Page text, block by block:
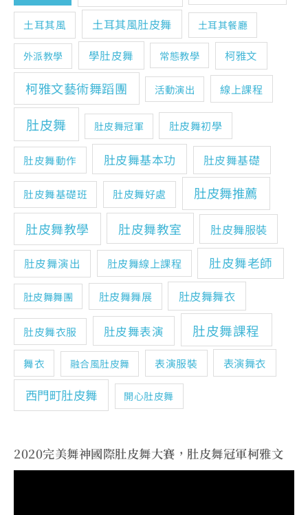
土耳其風 土耳其風肚皮舞 土耳其餐廳
外派教學 學肚皮舞 常態教學 柯雅文
柯雅文藝術舞蹈團 活動演出 線上課程
肚皮舞 肚皮舞冠軍 肚皮舞初學
肚皮舞動作 肚皮舞基本功 肚皮舞基礎
肚皮舞基礎班 肚皮舞好處
肚皮舞推薦
肚皮舞教學
肚皮舞教室 肚皮舞服裝
肚皮舞演出 肚皮舞線上課程 肚皮舞老師
肚皮舞舞團 肚皮舞舞展 肚皮舞舞衣
肚皮舞衣服 肚皮舞表演 肚皮舞課程
舞衣 融合風肚皮舞 表演服裝 表演舞衣
西門町肚皮舞 開心肚皮舞
2020完美舞神國際肚皮舞大賽，肚皮舞冠軍柯雅文